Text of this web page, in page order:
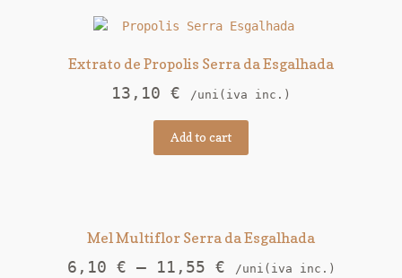
Extrato de Propolis Serra da Esgalhada
13,10 € /uni(iva inc.)
Add to cart
Mel Multiflor Serra da Esgalhada
6,10 € – 11,55 € /uni(iva inc.)